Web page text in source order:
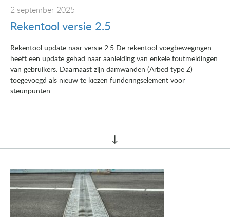
2 september 2025
Rekentool versie 2.5
Rekentool update naar versie 2.5 De rekentool voegbewegingen
heeft een update gehad naar aanleiding van enkele foutmeldingen
van gebruikers. Daarnaast zijn damwanden (Arbed type Z)
toegevoegd als nieuw te kiezen funderingselement voor
steunpunten.